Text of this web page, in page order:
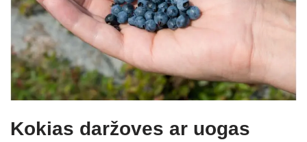
Kokias daržoves ar uogas